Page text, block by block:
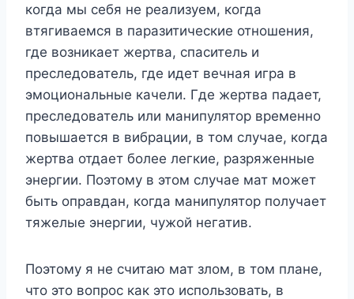
когда мы себя не реализуем, когда
втягиваемся в паразитические отношения,
где возникает жертва, спаситель и
преследователь, где идет вечная игра в
эмоциональные качели. Где жертва падает,
преследователь или манипулятор временно
повышается в вибрации, в том случае, когда
жертва отдает более легкие, разряженные
энергии. Поэтому в этом случае мат может
быть оправдан, когда манипулятор получает
тяжелые энергии, чужой негатив.
Поэтому я не считаю мат злом, в том плане,
что это вопрос как это использовать, в